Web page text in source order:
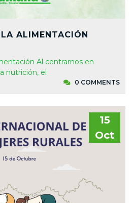
ALIMENTACIÓN
Al centrarnos en
nutrición, el
0 COMMENTS
15
Oct